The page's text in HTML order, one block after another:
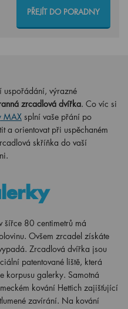
PŘEJÍT DO PORADNY
uspořádání, výrazné
zrcadlová dvířka. Co víc si
MAX splní vaše přání po
a orientovat při uspěchaném
skříňka do vaší
šířce 80 centimetrů má
Ovšem zrcadel získáte
Zrcadlová dvířka jsou
patentované liště, která
korpusu galerky. Samotná
kování Hettich zajišťující
zavírání. Na kování